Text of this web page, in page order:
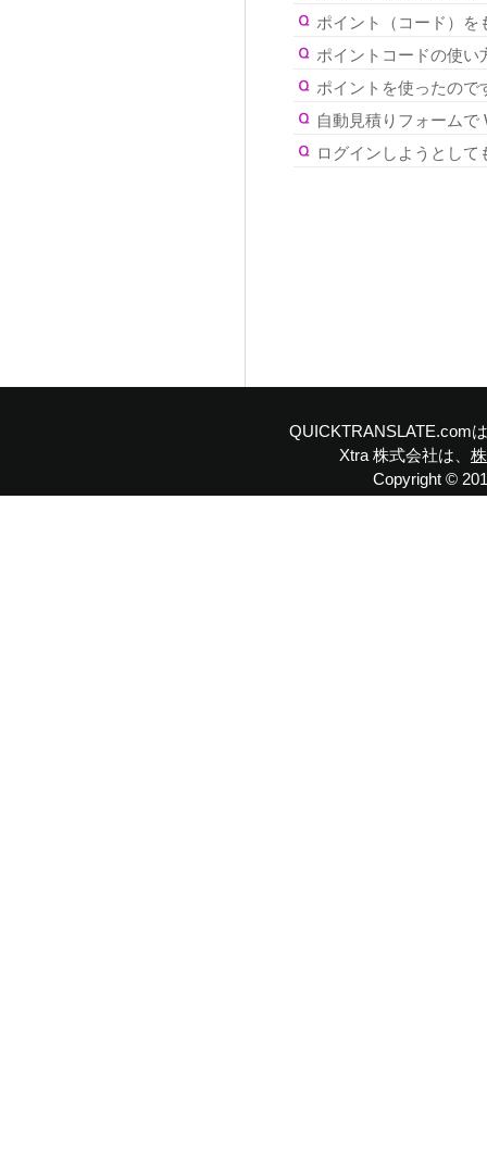
ポイント（コード）を
ポイントコードの使い
ポイントを使ったので
自動見積りフォーム
ログインしようとし
QUICKTRANSLATE.com
Xtra 株式会社は、
Copyright ©